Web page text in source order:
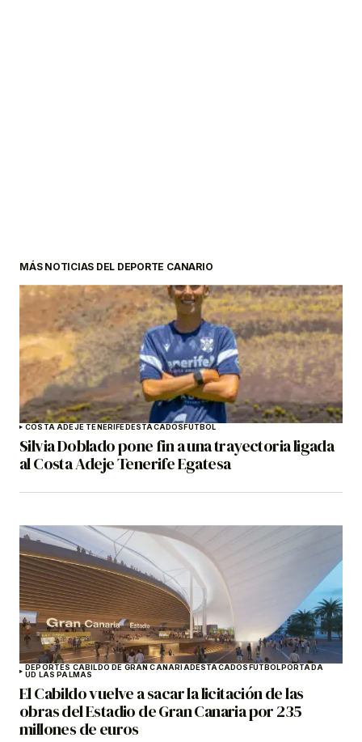
MÁS NOTICIAS DEL DEPORTE CANARIO
COSTA ADEJE TENERIFEDESTACADOSFÚTBOL
Silvia Doblado pone fin a una trayectoria ligada
al Costa Adeje Tenerife Egatesa
DEPORTES CABILDO DE GRAN CANARIADESTACADOSFÚTBOLPORTADA
UD LAS PALMAS
El Cabildo vuelve a sacar la licitación de las
obras del Estadio de Gran Canaria por 235
millones de euros